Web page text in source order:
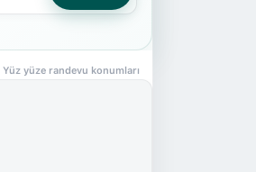
Yüz yüze randevu konumları